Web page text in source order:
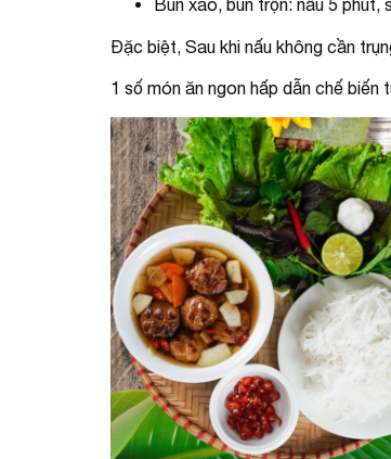
Bún xào, bún trộn: nấu 5
Đặc biệt, Sau khi nấu không cần
1 số món ăn ngon hấp dẫn chế